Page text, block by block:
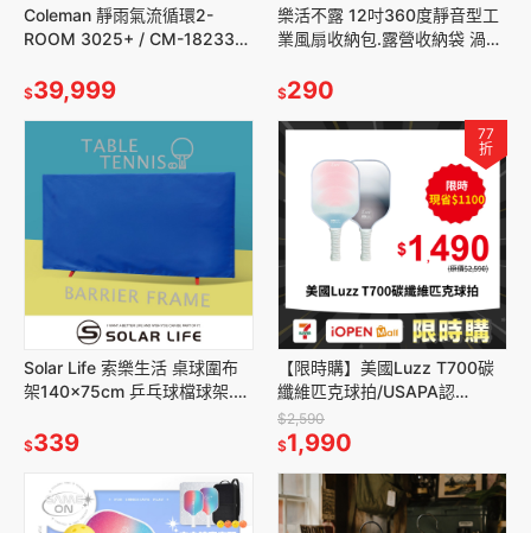
Coleman 靜雨氣流循環2-
ROOM 3025+ / CM-18233
露營帳
$39,999
樂活不露 12吋360度靜音型工
業風扇收納包.露營收納袋 渦輪
帳篷風扇
$290
Solar Life 索樂生活 桌球圍布
架140x75cm 乒乓球檔球架.屏
圍欄 擋球網
$339
77
折
【限時購】美國Luzz T700碳
纖維匹克球拍/USAPA認
證.Pickleball Paddle 碳纖維 比
賽球拍
$2,590
$1,990